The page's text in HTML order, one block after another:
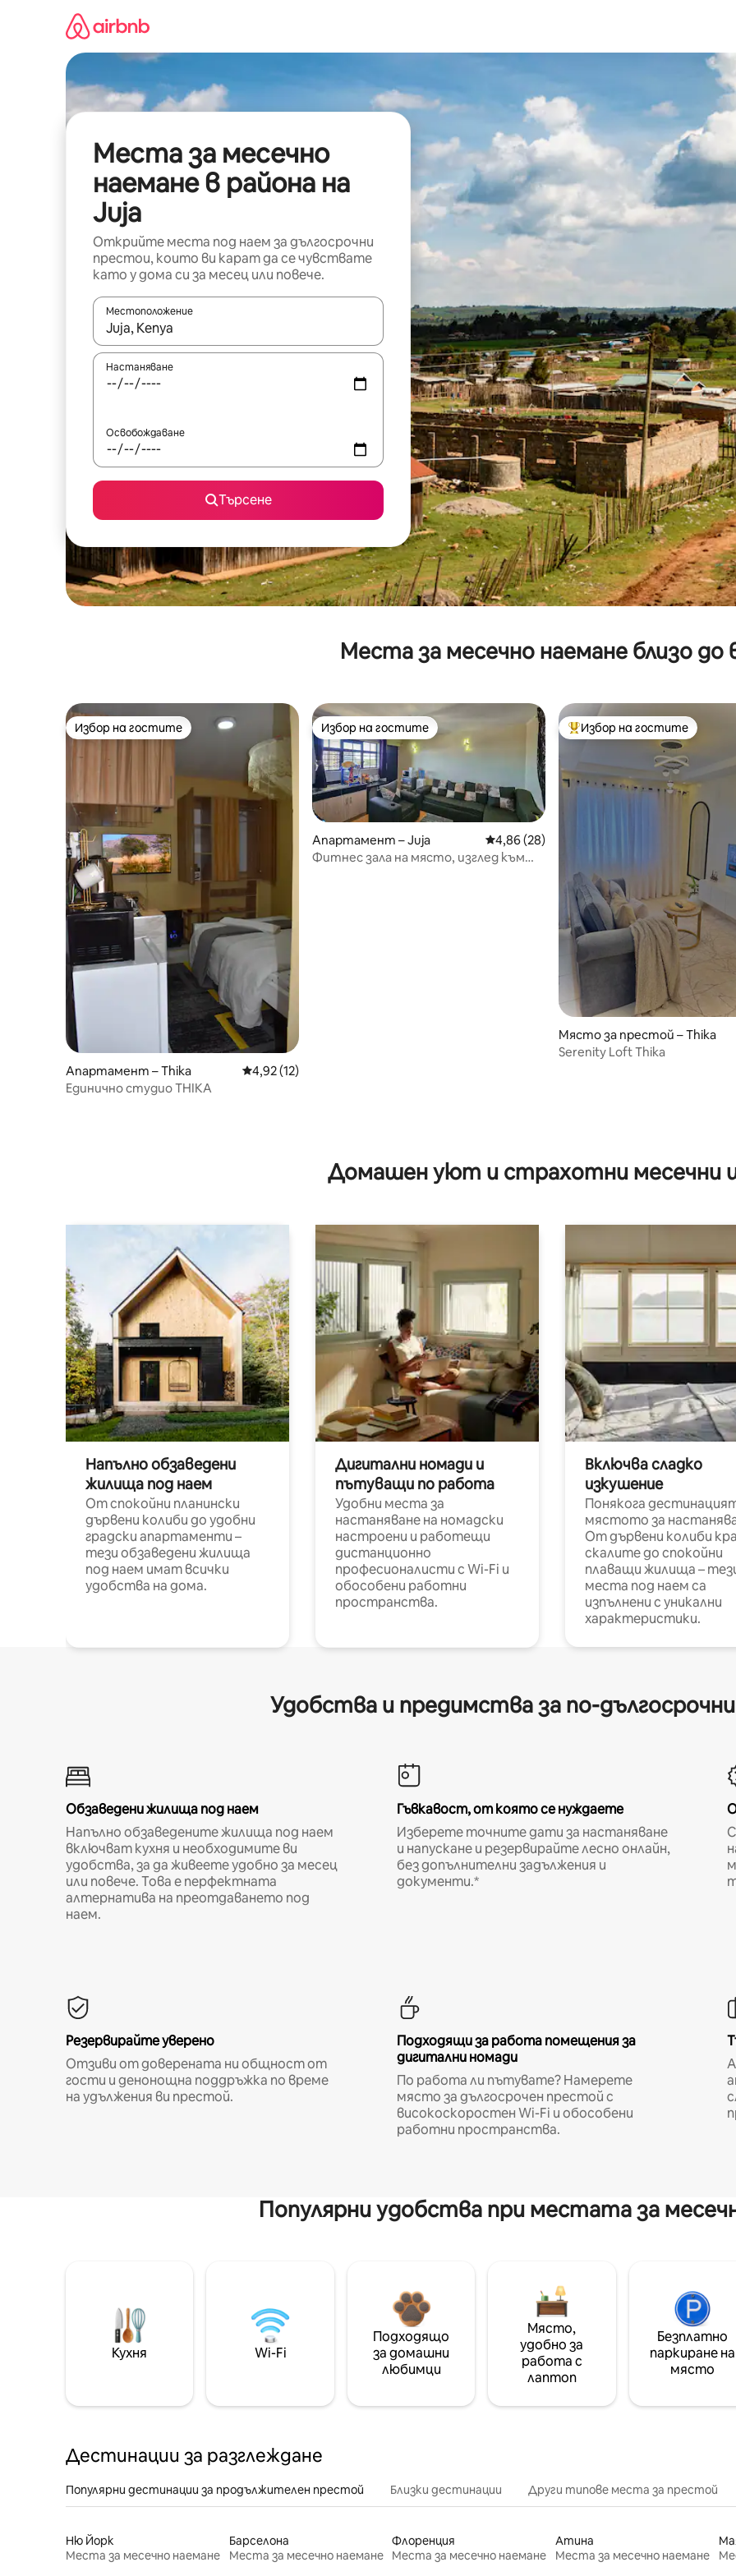
съдържанието
Места за месечно
наемане в района на
Juja
Открийте места под наем за дългосрочни
престои, които ви карат да се чувствате
като у дома си за месец или повече.
Местоположение
Когато резултатите се покажат, използвайте клавишите със стрелки нагоре и надолу или навигирайте с
Настаняване
Освобождаване
Търсене
Места за месечно наемане близо до
Избор на гостите
Избор на гостите
Апартамент – Thika Средна оценка: 4,92 от 5, 12 отзива
4,92 (12)
Единично студио THIKA
Избор на гостите
Избор на гостите
Апартамент – Juja Средна оценка: 4,86 от 5, 28 отзива
4,86 (28)
Фитнес зала на място, изглед към
Най-популярен избор на
Избор на гостите
Място за престой – Thika
Serenity Loft Thika
Домашен уют и страхотни месечни
Напълно обзаведени
жилища под наем
От спокойни планински
дървени колиби до удобни
градски апартаменти –
тези обзаведени жилища
под наем имат всички
удобства на дома.
Дигитални номади и
пътуващи по работа
Удобни места за
настаняване на номадски
настроени и работещи
дистанционно
професионалисти с Wi-Fi и
обособени работни
пространства.
Включва сладко
изкушение
Понякога
мястото за
От дървени колиби
скалите до спокойни
плаващи жилища –
места под наем са
изпълнени с уникални
характеристики.
Удобства и предимства за по-
Обзаведени жилища под наем
Напълно обзаведените жилища под наем
включват кухня и необходимите ви
удобства, за да живеете удобно за месец
или повече. Това е перфектната
алтернатива на преотдаването под
наем.
Гъвкавост, от която се нуждаете
Изберете точните дати за настаняване
и напускане и резервирайте лесно онлайн,
без допълнителни задължения и
документи.*
Резервирайте уверено
Отзиви от доверената ни общност от
гости и денонощна поддръжка по време
на удължения ви престой.
Подходящи за работа помещения за
дигитални номади
По работа ли пътувате? Намерете
място за дългосрочен престой с
високоскоростен Wi-Fi и обособени
работни пространства.
Популярни удобства при местата за
Кухня Wi-Fi
Подходящо
за домашни
любимци
Място,
удобно за
работа с
лаптоп
Безплатно
паркиране на
място
Дестинации за разглеждане
Популярни дестинации за продължителен престой Близки дестинации Други типове места за престой
Ню Йорк
Места за месечно наемане
Барселона
Места за месечно наемане
Флоренция
Места за месечно наемане
Атина
Места за месечно наемане